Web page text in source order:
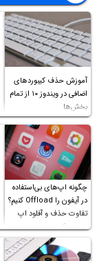
آموزش حذف کیبوردهای
اضافی در ویندوز ۱۰ از تمام
بخش‌ها
چگونه اپ‌های بی‌استفاده
در آیفون را Offload کنیم؟
تفاوت حذف و آفلود اپ
چیست؟